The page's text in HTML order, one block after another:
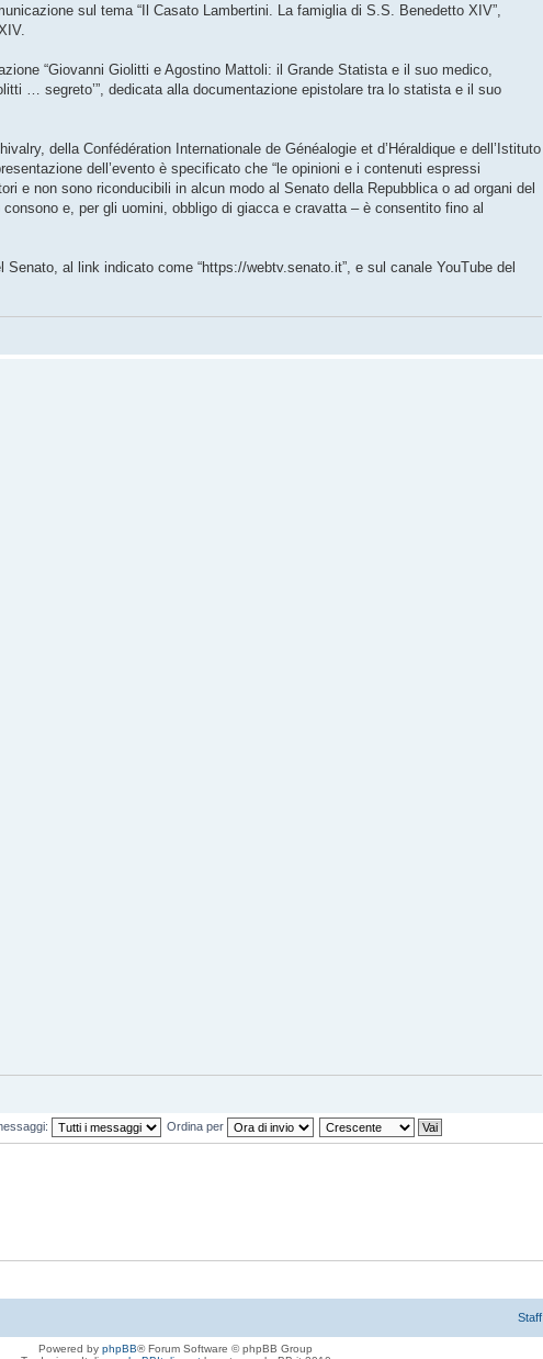
sul tema “Il Casato Lambertini. La famiglia di S.S. Benedetto XIV”,
“Giovanni Giolitti e Agostino Mattoli: il Grande Statista e il suo medico,
… segreto’”, dedicata alla documentazione epistolare tra lo statista e il suo
della Confédération Internationale de Généalogie et d’Héraldique e dell’Istituto
dell’evento è specificato che “le opinioni e i contenuti espressi
e non sono riconducibili in alcun modo al Senato della Repubblica o ad organi del
e, per gli uomini, obbligo di giacca e cravatta – è consentito fino al
al link indicato come “https://webtv.senato.it”, e sul canale YouTube del
Ordina per
Staff
Powered by phpBB® Forum Software © phpBB Group